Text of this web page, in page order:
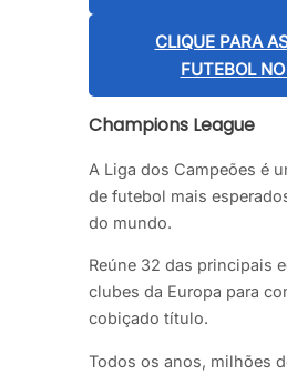
CLIQUE PARA
FUTEBOL
Champions League
A Liga dos Campeões é
de futebol mais
do mundo.
Reúne 32 das principais
clubes da Europa para
cobiçado título.
Todos os anos, milhões